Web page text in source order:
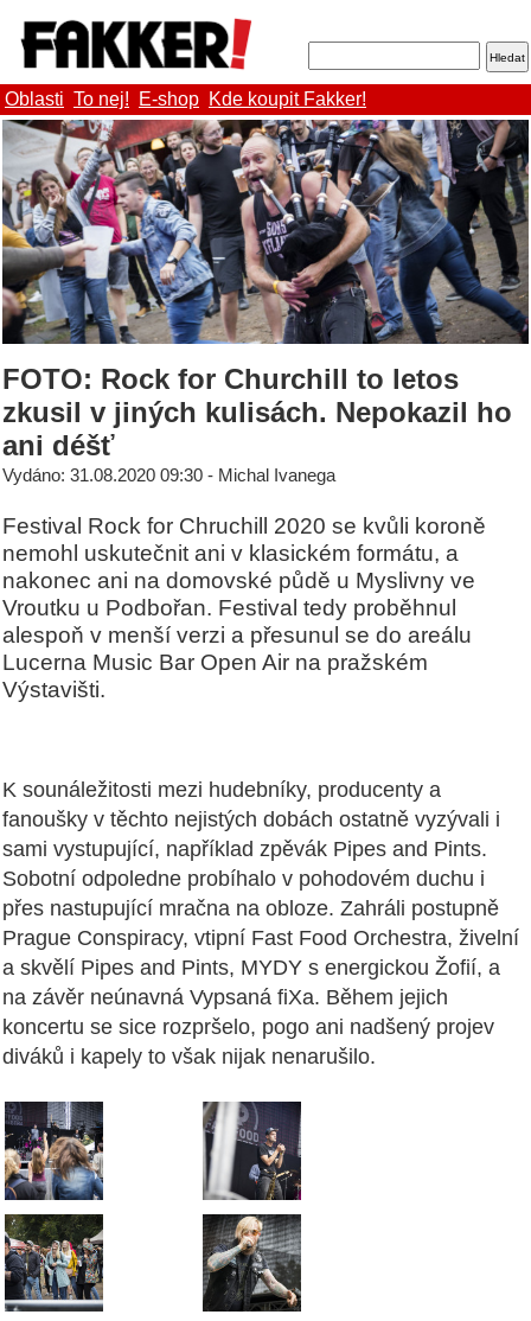
Oblasti To nej! E-shop Kde koupit Fakker!
FOTO: Rock for Churchill to letos
zkusil v jiných kulisách. Nepokazil ho
ani déšť
Vydáno: 31.08.2020 09:30 - Michal Ivanega
Festival Rock for Chruchill 2020 se kvůli koroně
nemohl uskutečnit ani v klasickém formátu, a
nakonec ani na domovské půdě u Myslivny ve
Vroutku u Podbořan. Festival tedy proběhnul
alespoň v menší verzi a přesunul se do areálu
Lucerna Music Bar Open Air na pražském
Výstavišti.
K sounáležitosti mezi hudebníky, producenty a
fanoušky v těchto nejistých dobách ostatně vyzývali i
sami vystupující, například zpěvák Pipes and Pints.
Sobotní odpoledne probíhalo v pohodovém duchu i
přes nastupující mračna na obloze. Zahráli postupně
Prague Conspiracy, vtipní Fast Food Orchestra, živelní
a skvělí Pipes and Pints, MYDY s energickou Žofií, a
na závěr neúnavná Vypsaná fiXa. Během jejich
koncertu se sice rozpršelo, pogo ani nadšený projev
diváků i kapely to však nijak nenarušilo.